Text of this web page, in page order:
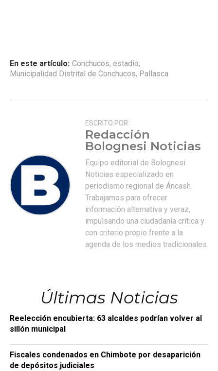
En este artículo: Conchucos, estadio,
Municipalidad Distrital de Conchucos, Pallasca
ESCRITO POR:
Redacción
Bolognesi Noticias
Equipo editorial de Bolognesi
Noticias especializado en
periodismo regional de Áncash.
Trabajamos para ofrecer
información alternativa y veraz,
impulsando una ciudadanía crítica y
con criterio propio frente a la
agenda de los medios tradicionales.
Últimas Noticias
Reelección encubierta: 63 alcaldes podrían volver al
sillón municipal
Fiscales condenados en Chimbote por desaparición
de depósitos judiciales